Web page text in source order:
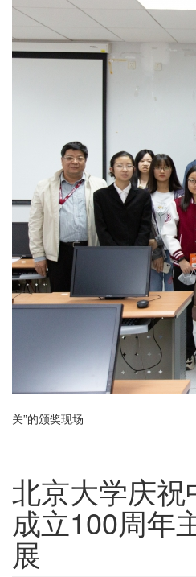
“知识产权线
关”的颁奖现场
北京大学庆祝
成立100周年
展